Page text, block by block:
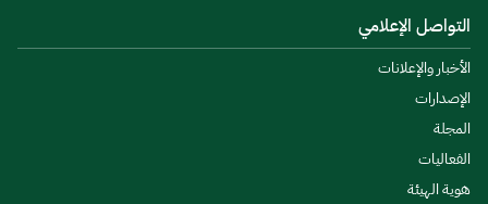
التواصل الإعلامي
الأخبار والإعلانات
الإصدارات
المجلة
الفعاليات
هوية الهيئة